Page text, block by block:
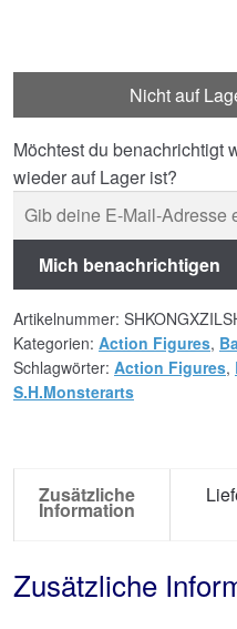
Nicht auf
Möchtest du benachrichtigt
wieder auf Lager ist?
Mich benachrichtigen
Artikelnummer:
Kategorien: Action Figures,
Schlagwörter: Action Figures,
S.H.Monsterarts
Zusätzliche
Information
Zusätzliche